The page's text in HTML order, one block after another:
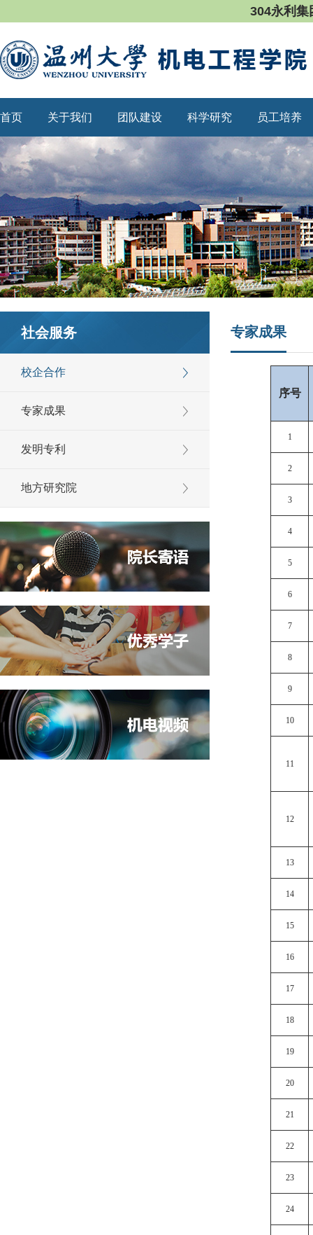
304永利集
首页 关于我们 团队建设 科学研究 员工培养
社会服务
校企合作
专家成果
发明专利
地方研究院
专家成果
序号
1
2
3
4
5
6
7
8
9
10
11
12
13
14
15
16
17
18
19
20
21
22
23
24